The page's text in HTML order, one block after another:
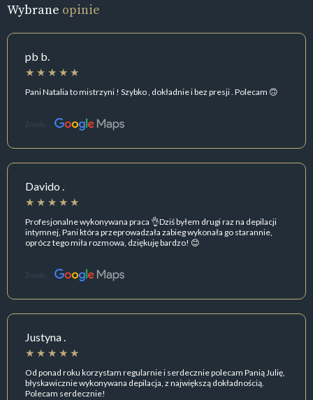
Wybrane opinie
pb b.
Pani Natalia to mistrzyni ! Szybko , dokładnie i bez presji . Polecam 🙃
Źródło:
Davido .
Profesjonalne wykonywana praca 👌Dziś byłem drugi raz na depilacji
intymnej, Pani która przeprowadzała zabieg wykonała go starannie,
oprócz tego miła rozmowa, dziękuję bardzo! 😊
Źródło:
Justyna .
Od ponad roku korzystam regularnie i serdecznie polecam Panią Julię,
błyskawicznie wykonywana depilacja, z największą dokładnością.
Polecam serdecznie!